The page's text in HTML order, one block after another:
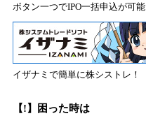
ボタン一つでIPO一括申込が可能
イザナミで簡単に株シストレ！
【!】困った時は